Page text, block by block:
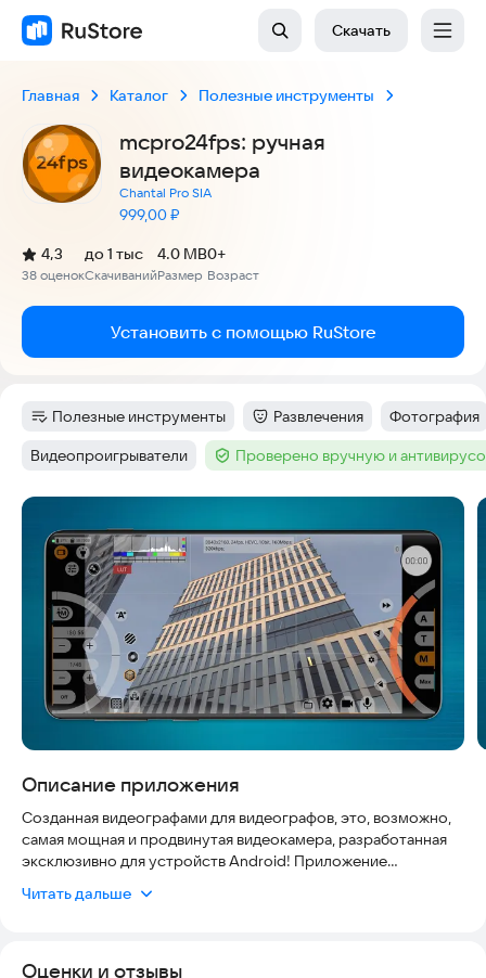
Скачать
Главная Каталог Полезные инструменты
mcpro24fps: ручная
видеокамера
Chantal Pro SIA
Цена:
999,00₽
Рейтинг:
4,3
(
38 оценок
)
Скачиваний
до 1 тыс
Размер
4.0 MB
Возраст
0+
Установить с помощью RuStore
Категория:
Полезные инструменты Категория:
Развлечения Тег:
Фотография
Тег:
Видеопроигрыватели Тег :Проверено вручную и
Скриншоты
Описание приложения
Созданная видеографами для видеографов, это, возможно,
самая мощная и продвинутая видеокамера, разработанная
эксклюзивно для устройств Android! Приложение
кинематографические возможности, ранее доступные
вашем телефоне, перед покупкой вы можете
Читать дальше
Оценки и отзывы